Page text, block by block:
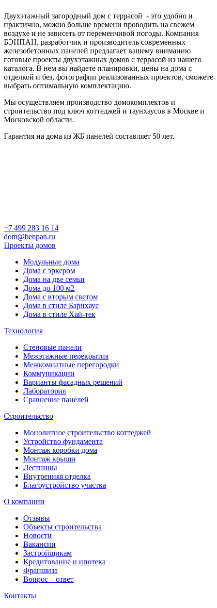
Двухэтажный загородный дом с террасой - это удобно и
практично, можно больше времени проводить на свежем
воздухе и не зависеть от переменчивой погоды. Компания
БЭНПАН, разработчик и производитель современных
железобетонных панелей предлагает вашему вниманию
готовые проекты двухэтажных домов с террасой из нашего
каталога. В нем вы найдете планировки, цены на дома с
отделкой и без, фотографии реализованных проектов, сможете
выбрать оптимальную комплектацию.
Мы осуществляем производство домокомплектов и
строительство под ключ коттеджей и таунхаусов в Москве и
Московской области.
Гарантия на дома из ЖБ панелей составляет 50 лет.
+7 499 283 16 14
dom@benpan.ru
Проекты домов
Модульные дома
Дома с эркером
Дома на две семьи
Дома до 100 м2
Дома с вторым светом
Дома в стиле Барнхаус
Дома в стиле Хай-тек
Технология
Стеновые панели
Межэтажные перекрытия
Межкомнатные перегородки
Коммуникации
Варианты фасадных решений
Лаборатория
Сравнение панелей
Строительство
Монолитное строительство коттеджей
Устройство фундамента
Монтаж коробки дома
Монтаж крыши
Лестницы
Внутренняя отделка
Благоустройство участка
О компании
Отзывы
Объекты строительства
Новости
Вакансии
Застройщикам
Кредитование и ипотека
Франшиза
Вопрос – ответ
Контакты